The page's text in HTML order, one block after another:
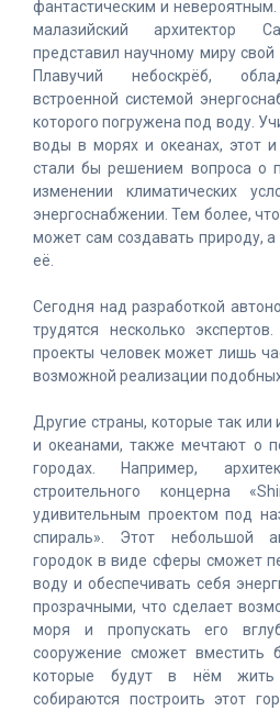
фантастическим и
малазийский архитектор
представил научному миру свой
Плавучий небоскрёб,
встроенной системой
которого погружена под воду.
воды в морях и океанах, этот
стали бы решением вопроса о
изменении климатических
энергоснабжении. Тем более,
может сам создавать природу, а
её.
Сегодня над разработкой
трудятся несколько
проекты человек может лишь
возможной реализации
Другие страны, которые так
и океанами, также мечтают о
городах. Например,
строительного концерна
удивительным проектом под
спираль». Этот небольшой
городок в виде сферы сможет
воду и обеспечивать себя
прозрачными, что сделает
моря и пропускать его
сооружение сможет вместить
которые будут в нём жить
собираются построить этот